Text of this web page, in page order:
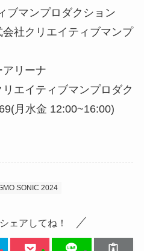
ブマンプロダクション
社クリエイティブマンプ
リーナ
エイティブマンプロダク
月水金 12:00~16:00)
SONIC 2024
ェアしてね！